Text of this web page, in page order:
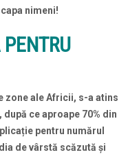
nimeni!
zone ale Africii, s-a atins
ce aproape 70% din
pentru numărul
de vârstă scăzută și